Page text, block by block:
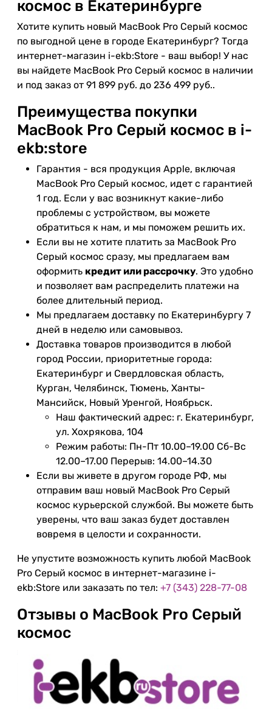
космос в Екатеринбурге
Хотите купить новый MacBook Pro Серый космос
по выгодной цене в городе Екатеринбург? Тогда
интернет-магазин i-ekb:Store - ваш выбор! У нас
вы найдете MacBook Pro Серый космос в наличии
и под заказ от 91 899 руб. до 236 499 руб..
Преимущества покупки
MacBook Pro Серый космос в i-
ekb:store
Гарантия - вся продукция Apple, включая
MacBook Pro Серый космос, идет с гарантией
1 год. Если у вас возникнут какие-либо
проблемы с устройством, вы можете
обратиться к нам, и мы поможем решить их.
Если вы не хотите платить за MacBook Pro
Серый космос сразу, мы предлагаем вам
оформить кредит или рассрочку. Это удобно
и позволяет вам распределить платежи на
более длительный период.
Мы предлагаем доставку по Екатеринбургу 7
дней в неделю или самовывоз.
Доставка товаров производится в любой
город России, приоритетные города:
Екатеринбург и Свердловская область,
Курган, Челябинск, Тюмень, Ханты-
Мансийск, Новый Уренгой, Ноябрьск.
Наш фактический адрес: г. Екатеринбург,
ул. Хохрякова, 104
Режим работы: Пн-Пт 10.00–19.00 Сб-Вс
12.00–17.00 Перерыв: 14.00–14.30
Если вы живете в другом городе РФ, мы
отправим ваш новый MacBook Pro Серый
космос курьерской службой. Вы можете быть
уверены, что ваш заказ будет доставлен
вовремя в целости и сохранности.
Не упустите возможность купить любой MacBook
Pro Серый космос в интернет-магазине i-
ekb:Store или заказать по тел: +7 (343) 228-77-08
Отзывы о MacBook Pro Серый
космос